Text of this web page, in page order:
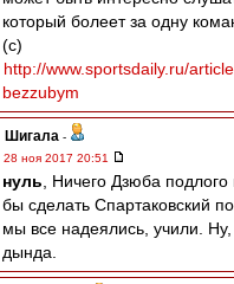
который болеет за одну
(с)
http://www.sportsdaily.ru/
bezzubym
Шигала -
28 ноя 2017 20:51
нуль , Ничего Дзюба
бы сделать Спартаковский
мы все надеялись, учили.
дында.